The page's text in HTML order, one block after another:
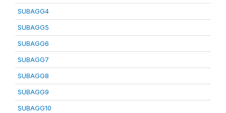
SUBAGG4
SUBAGG5
SUBAGG6
SUBAGG7
SUBAGG8
SUBAGG9
SUBAGG10